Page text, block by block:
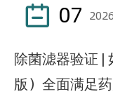
 07
除菌滤器验证 |
版）全面满足药